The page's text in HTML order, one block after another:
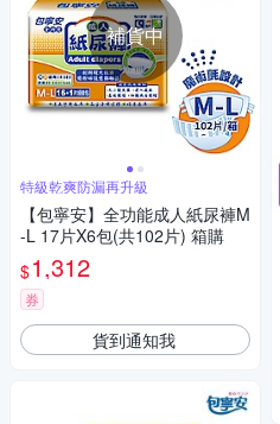
補貨中
特級乾爽防漏再升級
【包寧安】全功能成人紙尿褲M
-L 17片X6包(共102片) 箱購
$1,312
券
貨到通知我